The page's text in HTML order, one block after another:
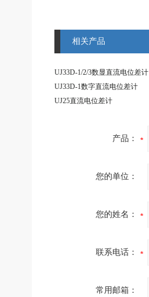
相关产品
UJ33D-1/2/3数显直流电位差计
UJ33D-1数字直流电位差计
UJ25直流电位差计
产品：
您的单位：
您的姓名：
联系电话：
常用邮箱：